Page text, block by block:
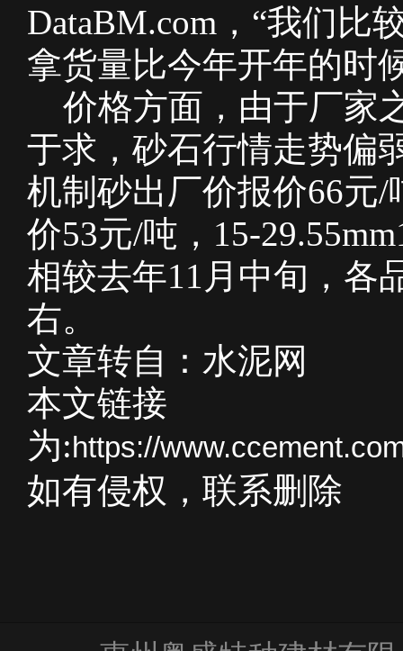
DataBM.com，“我们比
拿货量比今年开年的时
价格方面，由于厂家
于求，砂石行情走势偏
机制砂出厂价报价66元/
价53元/吨，15-
相较去年11月中旬，各
右。
文章转自：水泥网
本文链接
为: https://
如有侵权，联系删除